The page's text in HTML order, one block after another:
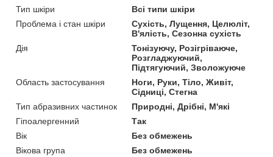
Тип шкіри
Всі типи шкіри
Проблема і стан шкіри
Сухість, Лущення, Целюліт,
В'ялість, Сезонна сухість
Дія
Тонізуючу, Розігріваюче,
Розгладжуючий,
Підтягуючий, Зволожуюче
Область застосування
Ноги, Руки, Тіло, Живіт,
Сідниці, Стегна
Тип абразивних частинок
Природні, Дрібні, М'які
Гіпоалергенний
Так
Вік
Без обмежень
Вікова група
Без обмежень